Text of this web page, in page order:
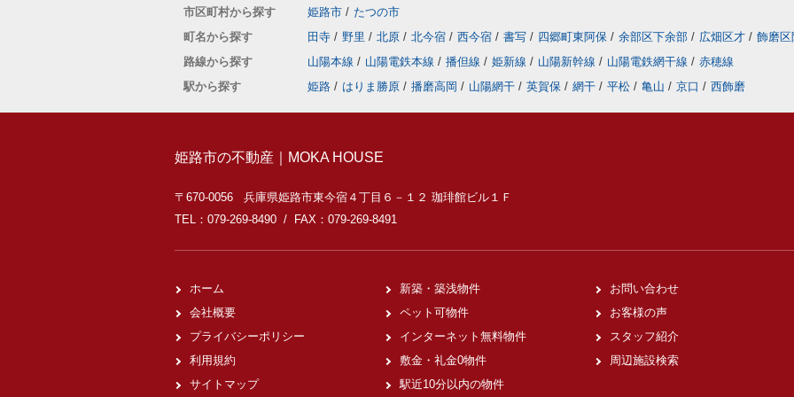
市区町村から探す 姫路市 / たつの市
町名から探す
田寺 / 野里 / 北原 / 北今宿 / 西今宿 / 書写 / 四郷町東阿保 / 余部区下余部 / 広畑区才 / 飾磨区
路線から探す
山陽本線 / 山陽電鉄本線 / 播但線 / 姫新線 / 山陽新幹線 / 山陽電鉄網干線 / 赤穂線
駅から探す
姫路 / はりま勝原 / 播磨高岡 / 山陽網干 / 英賀保 / 網干 / 平松 / 亀山 / 京口 / 西飾磨
姫路市の不動産｜MOKA HOUSE
〒670-0056 兵庫県姫路市東今宿４丁目６－１２ 珈琲館ビル１Ｆ
TEL：079-269-8490 / FAX：079-269-8491
ホーム
会社概要
プライバシーポリシー
利用規約
サイトマップ
新築・築浅物件
ペット可物件
インターネット無料物件
敷金・礼金0物件
駅近10分以内の物件
お問い合わせ
お客様の声
スタッフ紹介
周辺施設検索